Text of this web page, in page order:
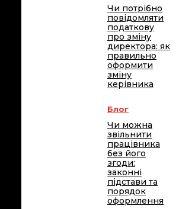
Чи потрібно
повідомляти
податкову
про зміну
директора: як
правильно
оформити
зміну
керівника
Блог
Чи можна
звільнити
працівника
без його
згоди:
законні
підстави та
порядок
оформлення